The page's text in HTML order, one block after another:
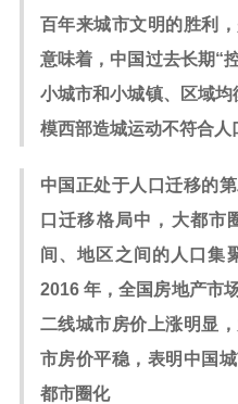
百年来城市文明的胜利
意味着，中国过去长期“
小城市和小城镇、区域
模西部造城运动不符合人
中国正处于人口迁移的
口迁移格局中，大都市
间、地区之间的人口集
2016 年，全国房地产市
二线城市房价上涨明显
市房价平稳，表明中国
都市圈化